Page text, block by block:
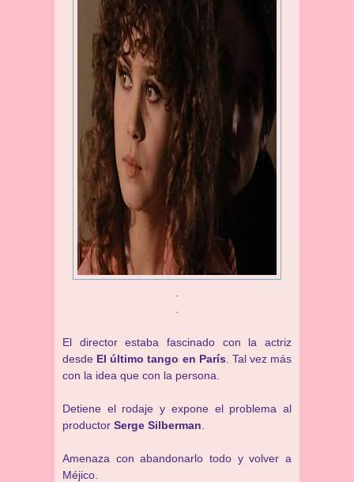
El director estaba fascinado con la actriz
desde El último tango en París . Tal vez más
con la idea que con la persona.
Detiene el rodaje y expone el problema al
productor Serge Silberman
Amenaza con abandonarlo todo y volver a
Méjico.